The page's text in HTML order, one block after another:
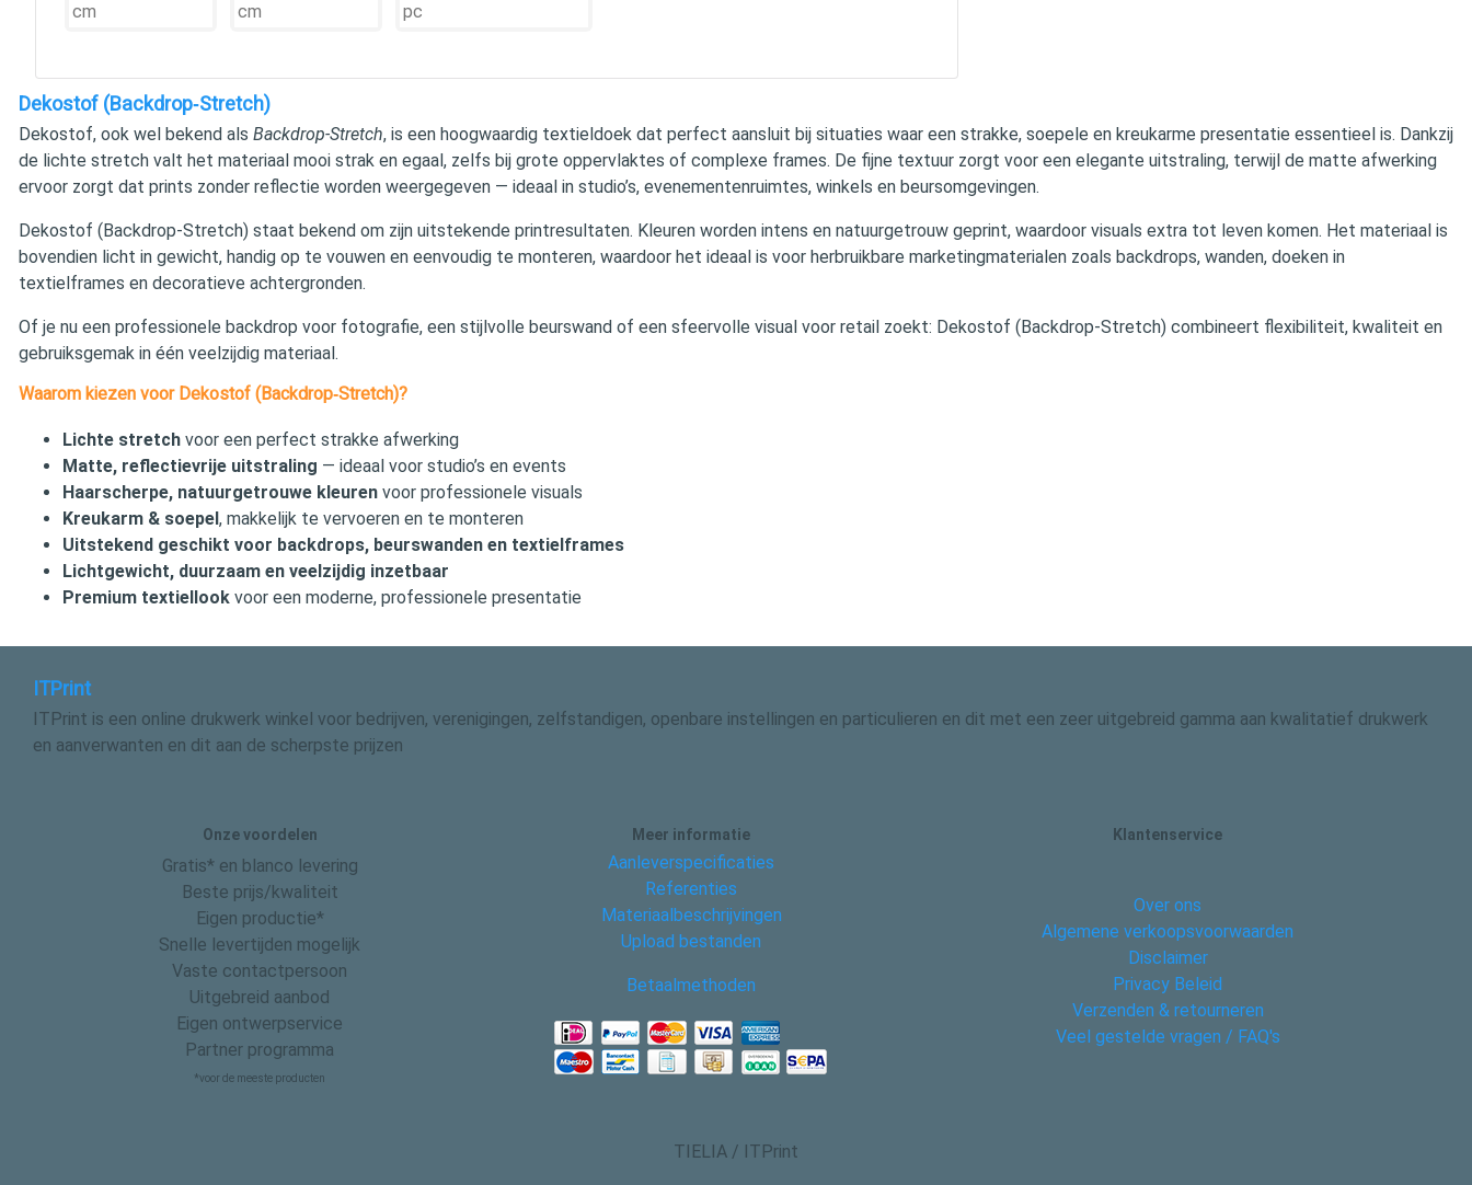
Dekostof (Backdrop‑Stretch)
Dekostof, ook wel bekend als Backdrop‑Stretch, is een hoogwaardig textieldoek dat perfect aansluit bij situaties waar een strakke, soepele en kreukarme presentatie essentieel is. Dankzij
de lichte stretch valt het materiaal mooi strak en egaal, zelfs bij grote oppervlaktes of complexe frames. De fijne textuur zorgt voor een elegante uitstraling, terwijl de matte afwerking
ervoor zorgt dat prints zonder reflectie worden weergegeven — ideaal in studio’s, evenementenruimtes, winkels en beursomgevingen.
Dekostof (Backdrop‑Stretch) staat bekend om zijn uitstekende printresultaten. Kleuren worden intens en natuurgetrouw geprint, waardoor visuals extra tot leven komen. Het materiaal is
bovendien licht in gewicht, handig op te vouwen en eenvoudig te monteren, waardoor het ideaal is voor herbruikbare marketingmaterialen zoals backdrops, wanden, doeken in
textielframes en decoratieve achtergronden.
Of je nu een professionele backdrop voor fotografie, een stijlvolle beurswand of een sfeervolle visual voor retail zoekt: Dekostof (Backdrop‑Stretch) combineert flexibiliteit, kwaliteit en
gebruiksgemak in één veelzijdig materiaal.
Waarom kiezen voor Dekostof (Backdrop‑Stretch)?
Lichte stretch voor een perfect strakke afwerking
Matte, reflectievrije uitstraling — ideaal voor studio’s en events
Haarscherpe, natuurgetrouwe kleuren voor professionele visuals
Kreukarm & soepel, makkelijk te vervoeren en te monteren
Uitstekend geschikt voor backdrops, beurswanden en textielframes
Lichtgewicht, duurzaam en veelzijdig inzetbaar
Premium textiellook voor een moderne, professionele presentatie
ITPrint
ITPrint is een online drukwerk winkel voor bedrijven, verenigingen, zelfstandigen, openbare instellingen en particulieren en dit met een zeer uitgebreid gamma aan kwalitatief drukwerk
en aanverwanten en dit aan de scherpste prijzen
Onze voordelen Meer informatie Klantenservice
Gratis* en blanco levering
Beste prijs/kwaliteit
Eigen productie*
Snelle levertijden mogelijk
Vaste contactpersoon
Uitgebreid aanbod
Eigen ontwerpservice
Partner programma
*voor de meeste producten
Aanleverspecificaties
Referenties
Materiaalbeschrijvingen
Upload bestanden
Betaalmethoden
Over ons
Algemene verkoopsvoorwaarden
Disclaimer
Privacy Beleid
Verzenden & retourneren
Veel gestelde vragen / FAQ's
TIELIA / ITPrint